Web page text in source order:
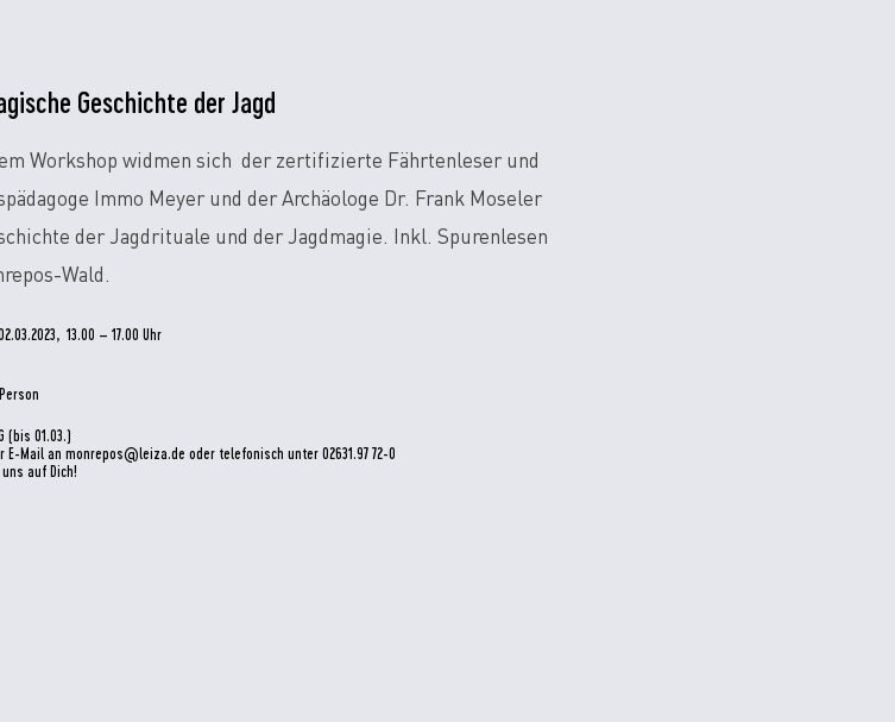
Geschichte der Jagd
Workshop widmen sich der zertifizierte Fährtenleser und
Immo Meyer und der Archäologe Dr. Frank Moseler
der Jagdrituale und der Jagdmagie. Inkl. Spurenlesen
Wald.
13.00 – 17.00 Uhr
(bis 01.03.)
E-Mail an monrepos@leiza.de oder telefonisch unter 02631.97 72-0
auf Dich!